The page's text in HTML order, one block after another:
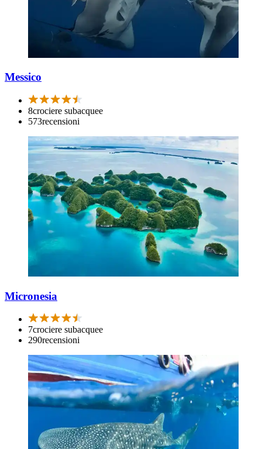
Messico
8crociere subacquee
573recensioni
Micronesia
7crociere subacquee
290recensioni